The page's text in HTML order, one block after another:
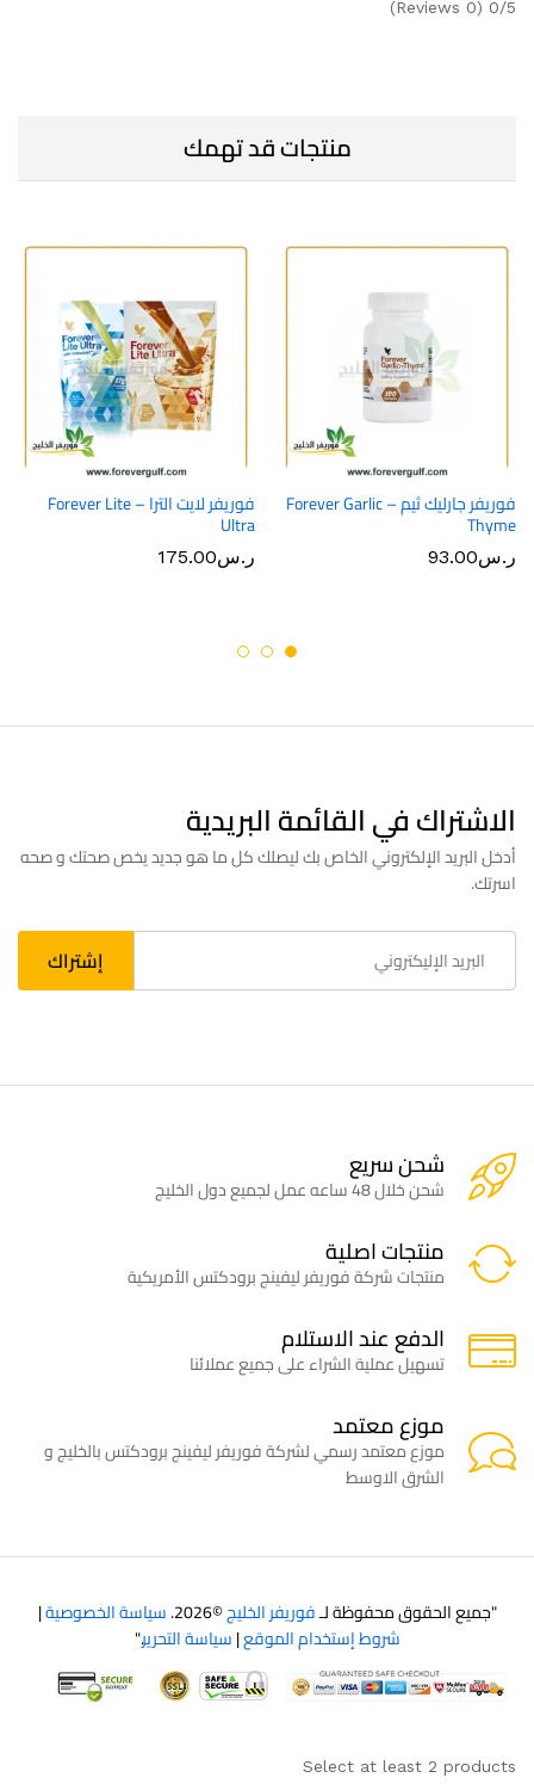
0/5
(0 Reviews)
منتجات قد تهمك
فوريفر جارليك ثيم – Forever Garlic
Thyme
ر.س93.00
فوريفر لايت الترا – Forever Lite
Ultra
ر.س175.00
الاشتراك في القائمة البريدية
أدخل البريد الإلكتروني الخاص بك ليصلك كل ما هو جديد يخص صحتك و صحه
اسرتك.
شحن سريع
شحن خلال 48 ساعه عمل لجميع دول الخليج
منتجات اصلية
منتجات شركة فوريفر ليفينج برودكتس الأمريكية
الدفع عند الاستلام
تسهيل عملية الشراء على جميع عملائنا
موزع معتمد
موزع معتمد رسمي لشركة فوريفر ليفينج برودكتس بالخليج و
الشرق الاوسط
"جميع الحقوق محفوظة لـفوريفر الخليج©2026. سياسة الخصوصية|
شروط إستخدام الموقع|سياسة التحرير."
Select at least 2 products